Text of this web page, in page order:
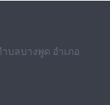
บลบางพูด อำเภอ